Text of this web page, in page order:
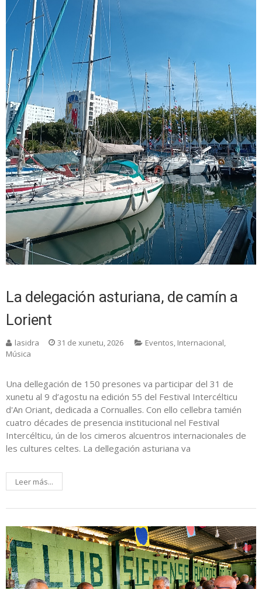
La delegación asturiana, de camín a
Lorient
lasidra 31 de xunetu, 2026 Eventos Internacional
Música
Una dellegación de 150 presones va participar del 31 de
xunetu al 9 d’agostu na edición 55 del Festival Intercélticu
d'An Oriant, dedicada a Cornualles. Con ello cellebra tamién
cuatro décades de presencia institucional nel Festival
Intercélticu, ún de los cimeros alcuentros internacionales de
les cultures celtes. La dellegación asturiana va
Leer más...